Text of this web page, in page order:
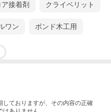
接着剤 クライベリット
ワン ボンド木工用
しておりますが、その内容の正確